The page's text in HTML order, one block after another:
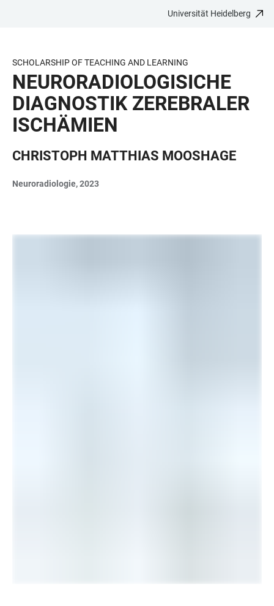
BARRIEREFREIHEIT
Universität Heidelberg
SCHOLARSHIP OF TEACHING AND LEARNING
NEURORADIOLOGISICHE
DIAGNOSTIK ZEREBRALER
ISCHÄMIEN
CHRISTOPH MATTHIAS MOOSHAGE
Neuroradiologie, 2023